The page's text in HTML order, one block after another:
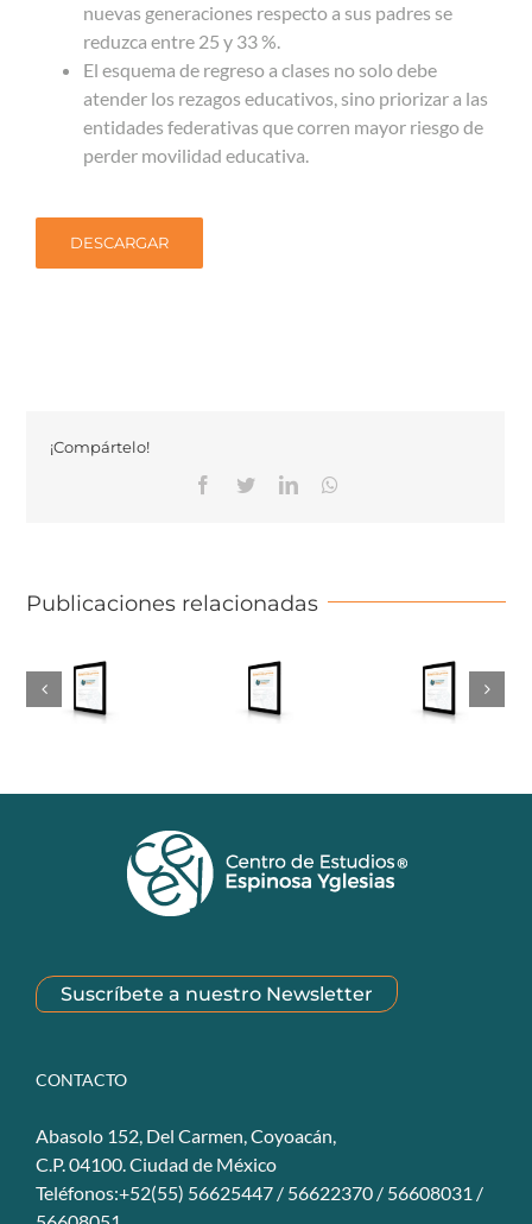
nuevas generaciones respecto a sus padres se
reduzca entre 25 y 33 %.
El esquema de regreso a clases no solo debe
atender los rezagos educativos, sino priorizar a las
entidades federativas que corren mayor riesgo de
perder movilidad educativa.
DESCARGAR
¡Compártelo!
Facebook
TwitterLinkedinWhatsapp
Publicaciones relacionadas
Suscríbete a nuestro Newsletter
CONTACTO
Abasolo 152, Del Carmen, Coyoacán,
C.P. 04100. Ciudad de México
Teléfonos:+52(55) 56625447 / 56622370 / 56608031 /